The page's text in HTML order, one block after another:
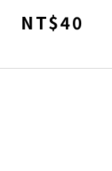
NT$40